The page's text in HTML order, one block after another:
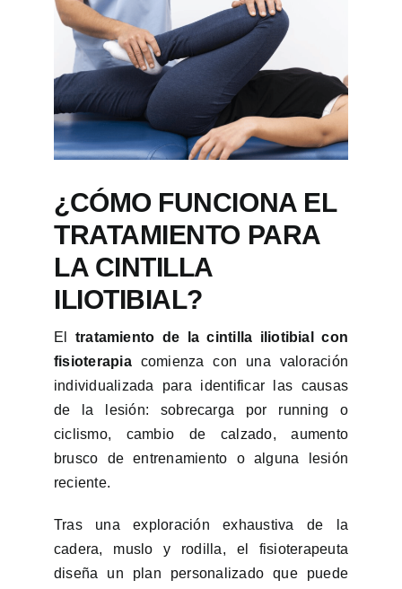
¿CÓMO FUNCIONA EL
TRATAMIENTO PARA
LA CINTILLA
ILIOTIBIAL?
El tratamiento de la cintilla iliotibial con
fisioterapiacomienza con una valoración
individualizada para identificar las causas
de la lesión: sobrecarga por running o
ciclismo, cambio de calzado, aumento
brusco de entrenamiento o alguna lesión
reciente.
Tras una exploración exhaustiva de la
cadera, muslo y rodilla, el fisioterapeuta
diseña un plan personalizado que puede